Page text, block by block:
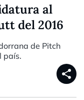
al
del 2016
de Pitch
país.
share